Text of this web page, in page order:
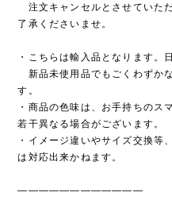
注文キャンセルとさせていた
了承くださいませ。
・こちらは輸入品となります。
新品未使用品でもごくわずか
す。
・商品の色味は、お手持ちのス
若干異なる場合がございます。
・イメージ違いやサイズ交換等
は対応出来かねます。
————————————